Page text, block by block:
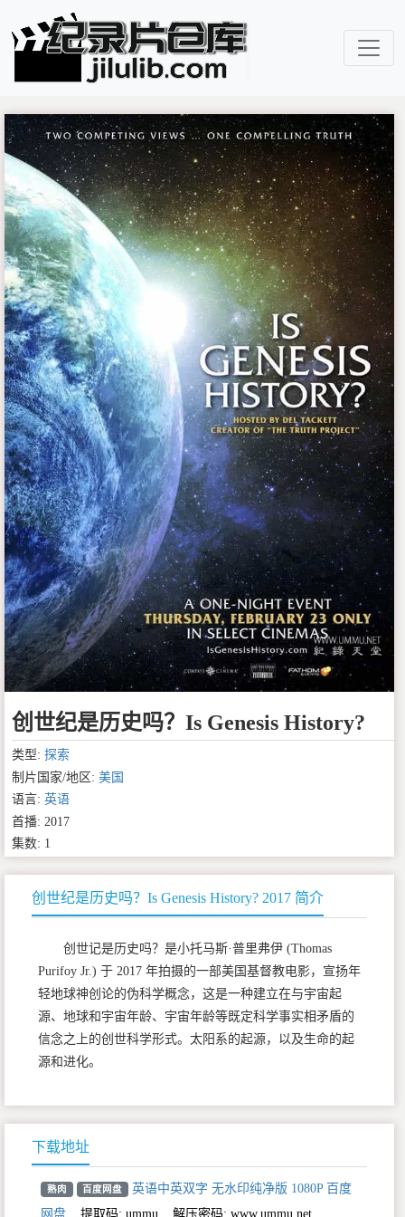
创世纪是历史吗？Is Genesis History?
类型: 探索
制片国家/地区: 美国
语言: 英语
首播: 2017
集数: 1
创世纪是历史吗？Is Genesis History? 2017 简介
创世记是历史吗？是小托马斯·普里弗伊 (Thomas
Purifoy Jr.) 于 2017 年拍摄的一部美国基督教电影，宣扬年
轻地球神创论的伪科学概念，这是一种建立在与宇宙起
源、地球和宇宙年龄、宇宙年龄等既定科学事实相矛盾的
信念之上的创世科学形式。太阳系的起源，以及生命的起
源和进化。
下载地址
熟肉 百度网盘
英语中英双字 无水印纯净版 1080P 百度
网盘
提取码: ummu 解压密码: www.ummu.net